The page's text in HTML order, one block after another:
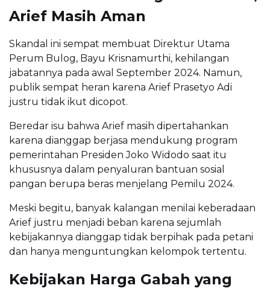
Arief Masih Aman
Skandal ini sempat membuat Direktur Utama
Perum Bulog, Bayu Krisnamurthi, kehilangan
jabatannya pada awal September 2024. Namun,
publik sempat heran karena Arief Prasetyo Adi
justru tidak ikut dicopot.
Beredar isu bahwa Arief masih dipertahankan
karena dianggap berjasa mendukung program
pemerintahan Presiden Joko Widodo saat itu
khususnya dalam penyaluran bantuan sosial
pangan berupa beras menjelang Pemilu 2024.
Meski begitu, banyak kalangan menilai keberadaan
Arief justru menjadi beban karena sejumlah
kebijakannya dianggap tidak berpihak pada petani
dan hanya menguntungkan kelompok tertentu.
Kebijakan Harga Gabah yang